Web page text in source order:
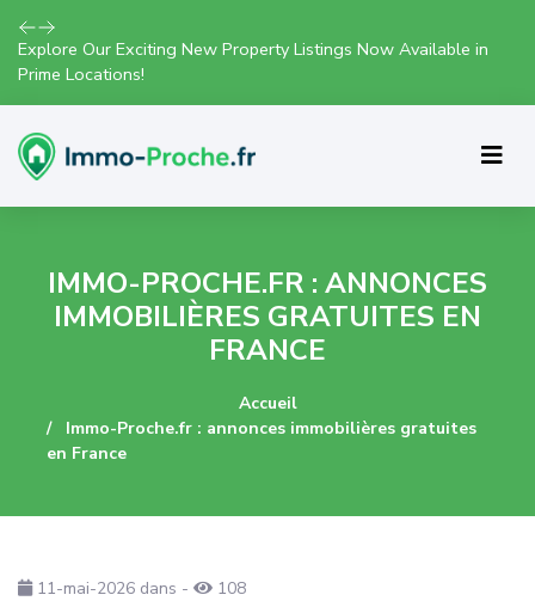
Explore Our Exciting New Property Listings Now Available in
Prime Locations!
IMMO-PROCHE.FR : ANNONCES
IMMOBILIÈRES GRATUITES EN
FRANCE
Accueil
Immo-Proche.fr : annonces immobilières gratuites
en France
11-mai-2026 dans - 108